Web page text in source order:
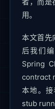
用。
本文首先
后我们
Spring
contract
本地。
stub